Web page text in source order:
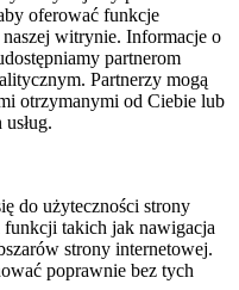
oferować funkcje
witrynie. Informacje o
partnerom
Partnerzy mogą
otrzymanymi od Ciebie lub
do użyteczności strony
takich jak nawigacja
strony internetowej.
poprawnie bez tych